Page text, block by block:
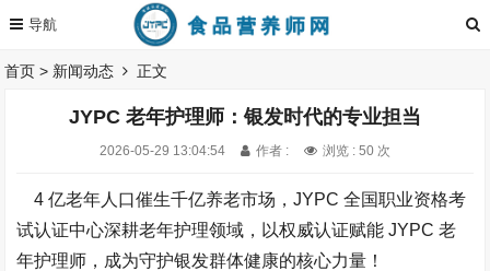
首页 > 新闻动态 正文
JYPC 老年护理师：银发时代的专业担当​
2026-05-29 13:04:54 作者 : 浏览 : 50 次
4 亿老年人口催生千亿养老市场，JYPC 全国职业资格考
试认证中心深耕老年护理领域，以权威认证赋能 JYPC 老
年护理师，成为守护银发群体健康的核心力量！​